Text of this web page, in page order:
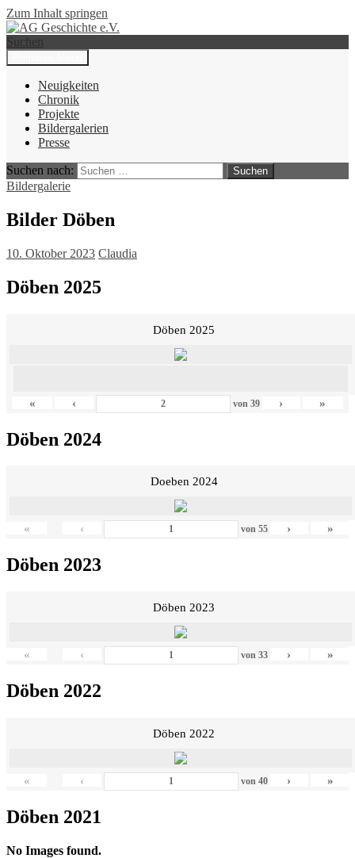
Zum Inhalt springen
AG Geschichte e.V.
Suchen
Neuigkeiten
Chronik
Projekte
Bildergalerien
Presse
Suchen nach:
Bildergalerie
Bilder Döben
10. Oktober 2023 Claudia
Döben 2025
Döben 2025
« ‹ von 39 › »
Döben 2024
Doeben 2024
« ‹ von 55 › »
Döben 2023
Döben 2023
« ‹ von 33 › »
Döben 2022
Döben 2022
« ‹ von 40 › »
Döben 2021
No Images found.